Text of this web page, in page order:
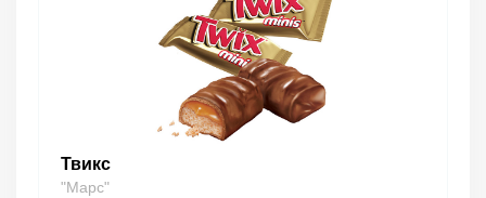
Твикс
"Марс"